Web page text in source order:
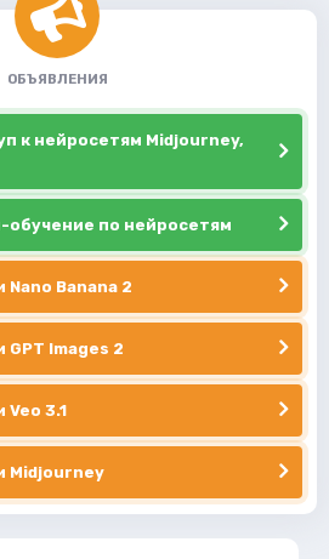
ОБЪЯВЛЕНИЯ
к нейросетям Midjourney,
обучение по нейросетям
Banana 2
Images 2
Veo 3.1
Midjourney